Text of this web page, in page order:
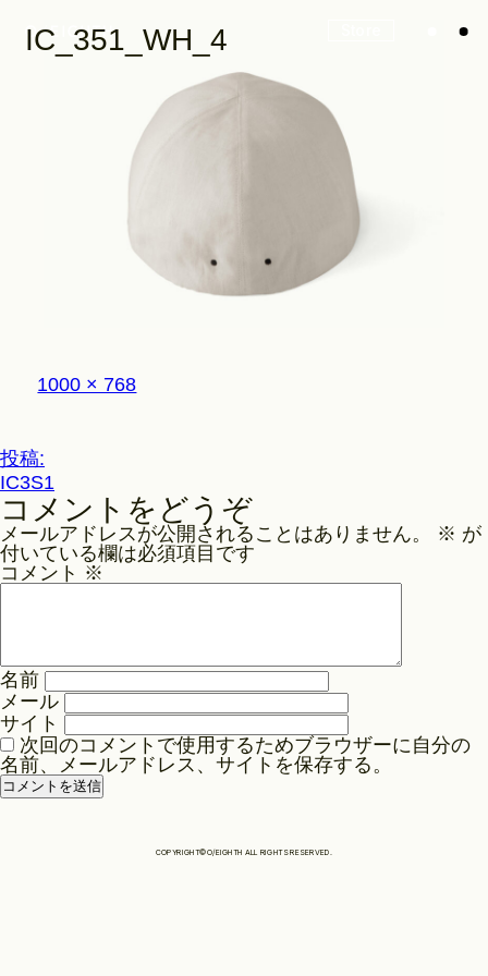
Construction
Philosophy
Store
IC_351_WH_4
フ
ル
ズ
1000 × 768
投
稿
ナ
ビ
ゲ
ョ
ン
投稿:
IC3S1
コメントをどうぞ
メールアドレスが公開されることはありません。 ※ が
付いている欄は必須項目です
コメント ※
名前
メール
サイト
次回のコメントで使用するためブラウザーに自分の
名前、メールアドレス、サイトを保存する。
COPYRIGHT©O/EIGHTH ALL RIGHTS RESERVED.